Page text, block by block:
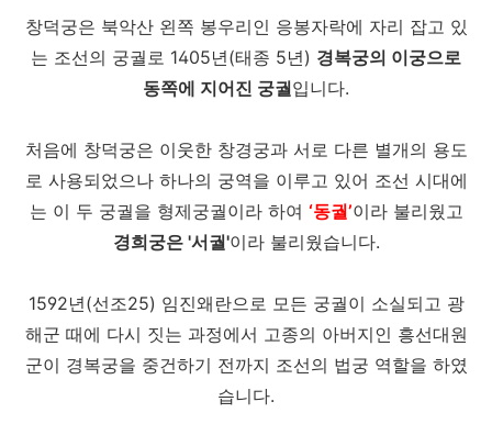
창덕궁은 북악산 왼쪽 봉우리인 응봉자락에 자리 잡고 있
는 조선의 궁궐로 1405년(태종 5년) 경복궁의 이궁으로
동쪽에 지어진 궁궐입니다.
처음에 창덕궁은 이웃한 창경궁과 서로 다른 별개의 용도
로 사용되었으나 하나의 궁역을 이루고 있어 조선 시대에
는 이 두 궁궐을 형제궁궐이라 하여 ‘동궐’이라 불리웠고
경희궁은 '서궐'이라 불리웠습니다.
1592년(선조25) 임진왜란으로 모든 궁궐이 소실되고 광
해군 때에 다시 짓는 과정에서 고종의 아버지인 흥선대원
군이 경복궁을 중건하기 전까지 조선의 법궁 역할을 하였
습니다.